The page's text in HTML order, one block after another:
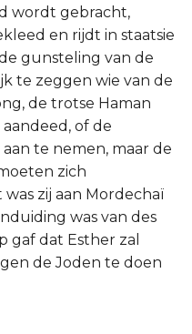
wordt gebracht,
en rijdt in staatsie
gunsteling van de
te zeggen wie van de
de trotse Haman
of de
te nemen, maar de
zich
zij aan Mordechaï
was van des
gaf dat Esther zal
de Joden te doen